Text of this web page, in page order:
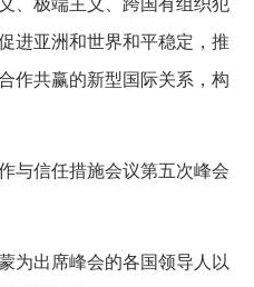
进亚洲和世界和平稳定，推
作共赢的新型国际关系，构
与信任措施会议第五次峰会
为出席峰会的各国领导人以